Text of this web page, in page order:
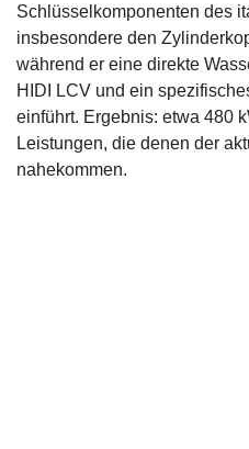
Schlüsselkomponenten des
insbesondere den
während er eine direkte
HIDI LCV und ein
einführt. Ergebnis: etwa 480
Leistungen, die denen der
nahekommen.